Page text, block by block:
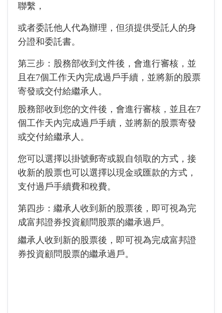
聯繫，
或者委託他人代為辦理，但須提供受託人的身
分證和委託書。
第三步：股務部收到文件後，會進行審核，並
且在7個工作天內完成過戶手續，並將新的股票
寄發或交付給繼承人。
股務部收到您的文件後，會進行審核，並且在7
個工作天內完成過戶手續，並將新的股票寄發
或交付給繼承人。
您可以選擇以掛號郵寄或親自領取的方式，接
收新的股票也可以選擇以現金或匯款的方式，
支付過戶手續費和稅費。
第四步：繼承人收到新的股票後，即可視為完
成富邦證券投資顧問股票的繼承過戶。
繼承人收到新的股票後，即可視為完成富邦證
券投資顧問股票的繼承過戶。